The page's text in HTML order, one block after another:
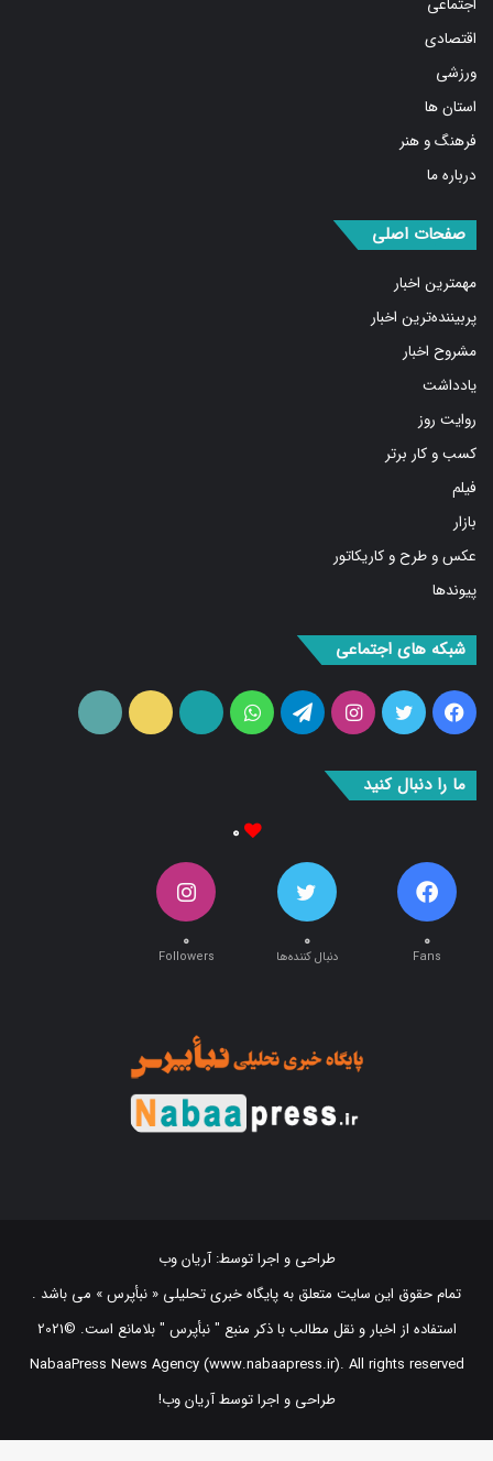
اقتصادی
ورزشی
استان ها
فرهنگ و هنر
درباره ما
مهمترین اخبار
پربیننده‌ترین اخبار
مشروح اخبار
یادداشت
روایت روز
کسب و کار برتر
فیلم
بازار
عکس و طرح و کاریکاتور
پیوندها
فیس
بوک
توییتراینستاگرامتلگرامواتس
آپ
آپارات ایتا
۰ ۰ ۰
تمام حقوق این سایت متعلق به پایگاه خبری تحلیلی « نبأپرس » می باشد .
استفاده از اخبار و نقل مطالب با ذکر منبع "‌ نبأپرس " بلامانع است. ©2021
NabaaPress News Agency (www.nabaapress.ir). All rights reserved
طراحی و اجرا توسط آریان وب!